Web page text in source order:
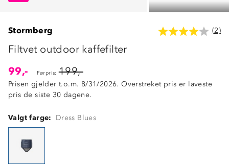
Stormberg (2)
Filtvet outdoor kaffefilter
99,-
Førpris: 199,-
Prisen gjelder t.o.m. 8/31/2026. Overstreket pris er laveste
pris de siste 30 dagene.
Valgt farge: Dress Blues